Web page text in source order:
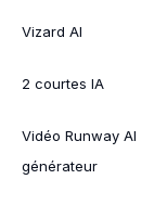
Vizard AI
2 courtes IA
Vidéo Runway AI
générateur